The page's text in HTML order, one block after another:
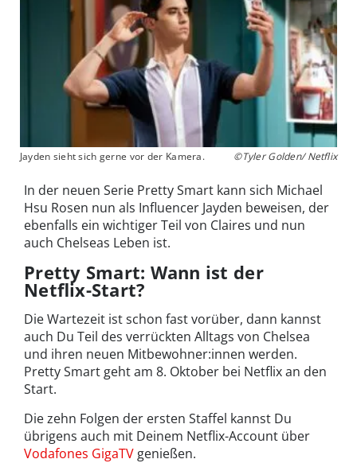
Jayden sieht sich gerne vor der Kamera. ©Tyler Golden/ Netflix
In der neuen Serie Pretty Smart kann sich Michael
Hsu Rosen nun als Influencer Jayden beweisen, der
ebenfalls ein wichtiger Teil von Claires und nun
auch Chelseas Leben ist.
Pretty Smart: Wann ist der
Netflix-Start?
Die Wartezeit ist schon fast vorüber, dann kannst
auch Du Teil des verrückten Alltags von Chelsea
und ihren neuen Mitbewohner:innen werden.
Pretty Smart geht am 8. Oktober bei Netflix an den
Start.
Die zehn Folgen der ersten Staffel kannst Du
übrigens auch mit Deinem Netflix-Account über
Vodafones GigaTV genießen.